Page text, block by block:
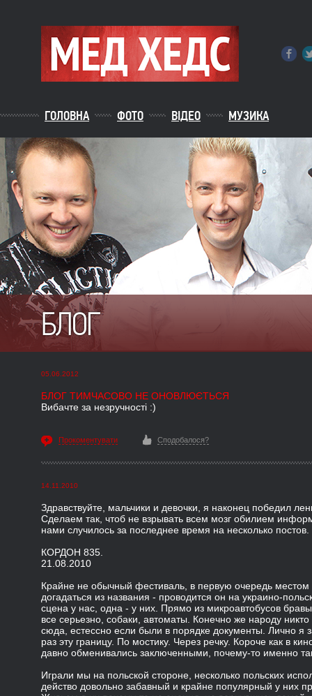
ГОЛОВНА ФОТО ВІДЕО МУЗИКА
БЛОГ
05.06.2012
БЛОГ ТИМЧАСОВО НЕ ОНОВЛЮЄТЬСЯ
Вибачте за незручності :)
Прокоментувати Сподобалося?
14.11.2010
Здравствуйте, мальчики и девочки, я наконец победил
Сделаем так, чтоб не взрывать всем мозг обилием
нами случилось за последнее время на несколько постов.
КОРДОН 835.
21.08.2010
Крайне не обычный фестиваль, в первую очередь
догадаться из названия - проводится он на украино-
сцена у нас, одна - у них. Прямо из микроавтобусов
все серьезно, собаки, автоматы. Конечно же народу
сюда, естессно если были в порядке документы. Лично я
раз эту границу. По мостику. Через речку. Короче как в
давно обменивались заключенными, почему-то именно
Играли мы на польской стороне, несколько польских
действо довольно забавный и крайне популярный у них